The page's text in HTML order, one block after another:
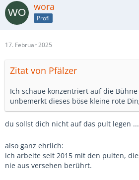
wora
Profi
17. Februar 2025
Zitat von Pfälzer
Ich schaue konzentriert auf die
unbemerkt dieses böse kleine rote
du sollst dich nicht auf das pult legen ...
also ganz ehrlich:
ich arbeite seit 2015 mit den pulten,
nie aus versehen berührt.